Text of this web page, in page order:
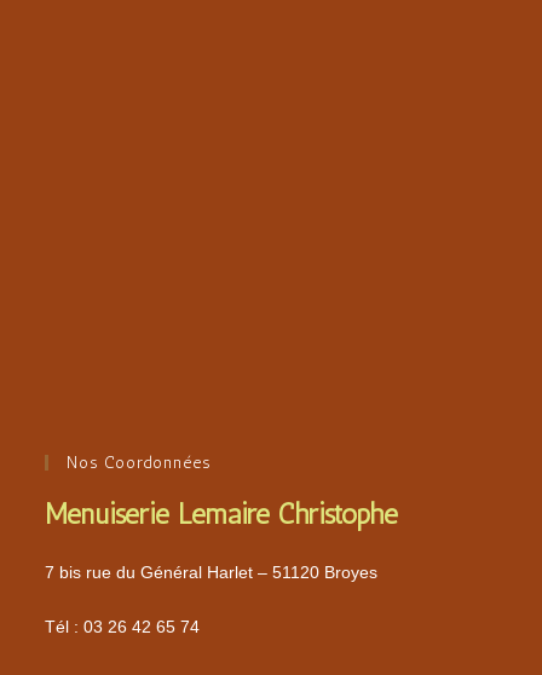
Nos Coordonnées
Menuiserie Lemaire Christophe
7 bis rue du Général Harlet – 51120 Broyes
Tél :03 26 42 65 74